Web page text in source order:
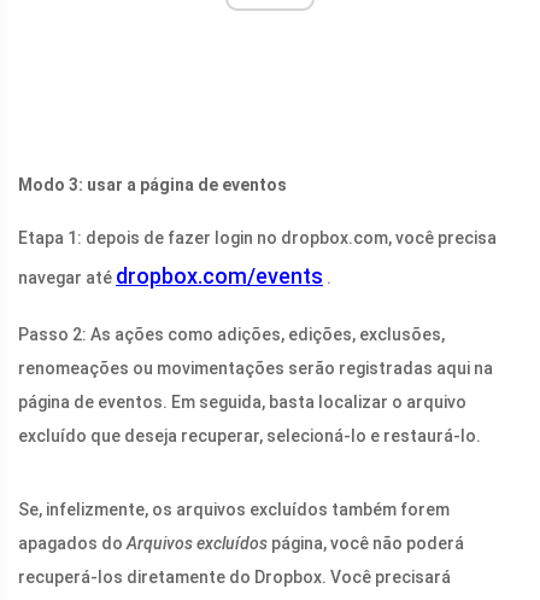
Modo 3: usar a página de eventos
Etapa 1: depois de fazer login no dropbox.com, você precisa
navegar até dropbox.com/events .
Passo 2: As ações como adições, edições, exclusões,
renomeações ou movimentações serão registradas aqui na
página de eventos. Em seguida, basta localizar o arquivo
excluído que deseja recuperar, selecioná-lo e restaurá-lo.
Se, infelizmente, os arquivos excluídos também forem
apagados do Arquivos excluídos página, você não poderá
recuperá-los diretamente do Dropbox. Você precisará